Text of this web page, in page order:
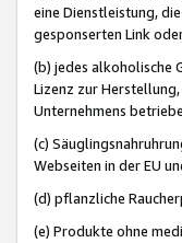
eine Dienstleistung,
gesponserten Link
(b) jedes alkoholische
Lizenz zur
Unternehmens
(c)
Webseiten in der EU
(d) pflanzliche
(e) Produkte ohne